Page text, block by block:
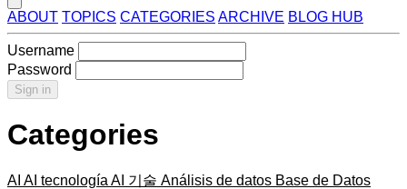
ABOUT TOPICS CATEGORIES ARCHIVE BLOG HUB
Username
Password
Sign in
Categories
AI AI tecnología AI 기술 Análisis de datos Base de Datos